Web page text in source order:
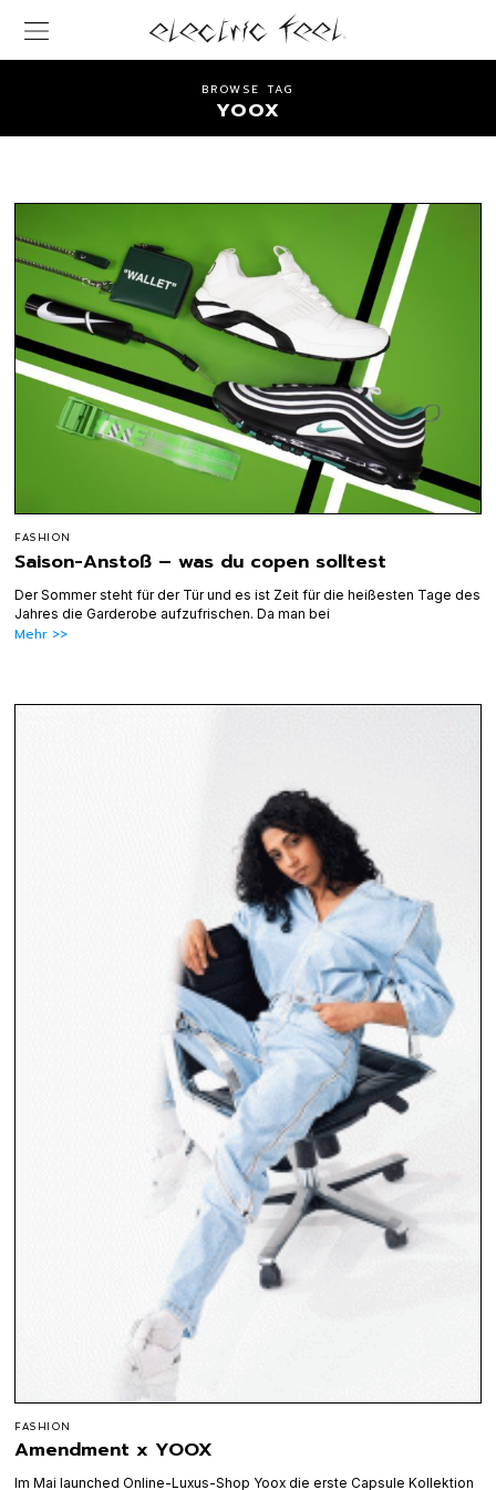
BROWSE TAG
YOOX
FASHION
Saison-Anstoß – was du copen solltest
Der Sommer steht für der Tür und es ist Zeit für die heißesten Tage des
Jahres die Garderobe aufzufrischen. Da man bei
Mehr >>
FASHION
Amendment x YOOX
Im Mai launched Online-Luxus-Shop Yoox die erste Capsule Kollektion